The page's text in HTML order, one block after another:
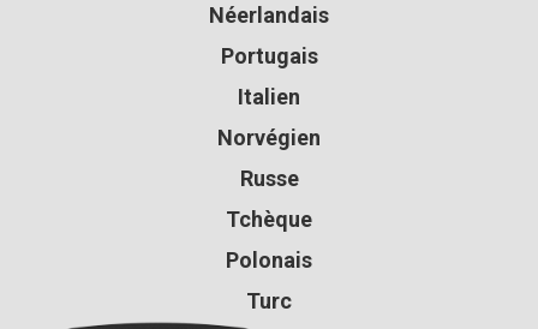
Néerlandais
Portugais
Italien
Norvégien
Russe
Tchèque
Polonais
Turc